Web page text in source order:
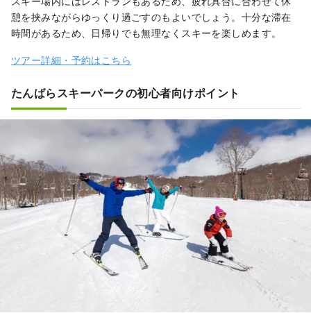
憩を挟みながらゆっくり過ごすのもよいでしょう。十分な滞在
時間があるため、日帰りでも無理なくスキーを楽しめます。
ツアー詳細・予約はこちら
たんばらスキーパークの初心者向けポイント